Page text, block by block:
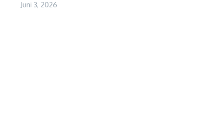
Juni 3, 2026